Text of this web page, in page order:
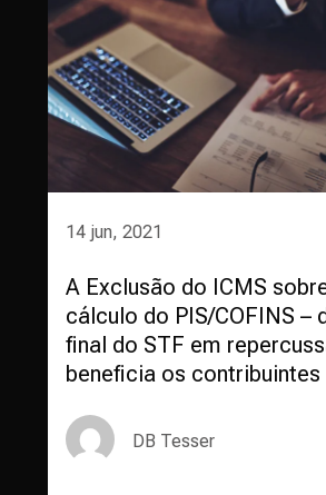
14 jun, 2021
A Exclusão do ICMS
cálculo do PIS/COFINS –
final do STF em
beneficia os contribuintes
DB Tesser